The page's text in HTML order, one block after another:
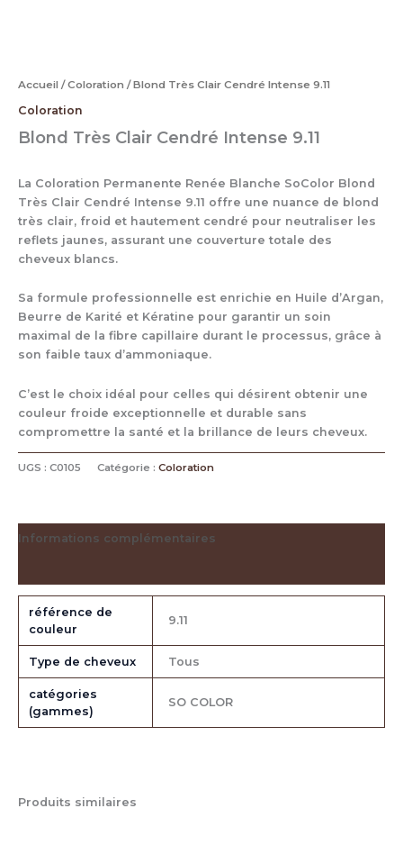
Accueil /Coloration / Blond Très Clair Cendré Intense 9.11
Coloration
Blond Très Clair Cendré Intense 9.11
La Coloration Permanente Renée Blanche SoColor Blond
Très Clair Cendré Intense 9.11 offre une nuance de blond
très clair, froid et hautement cendré pour neutraliser les
reflets jaunes, assurant une couverture totale des
cheveux blancs.
Sa formule professionnelle est enrichie en Huile d’Argan,
Beurre de Karité et Kératine pour garantir un soin
maximal de la fibre capillaire durant le processus, grâce à
son faible taux d’ammoniaque.
C’est le choix idéal pour celles qui désirent obtenir une
couleur froide exceptionnelle et durable sans
compromettre la santé et la brillance de leurs cheveux.
UGS : C0105 Catégorie : Coloration
Informations complémentaires
référence de
couleur
9.11
Type de cheveux Tous
catégories
(gammes)
SO COLOR
Produits similaires